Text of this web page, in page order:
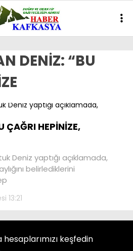
DENİZ: “BU
ÇAĞRI HEPİNİZE,
Deniz yaptığı açıklamada,
belirlediklerini
13:21
keşfedin